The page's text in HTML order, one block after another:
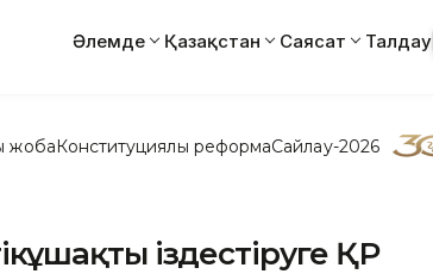
Әлемде Қазақстан Саясат Талдау
жобаКонституциялық реформаСайлау-2026
іздестіруге ҚР